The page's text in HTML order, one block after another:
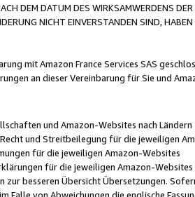
DEM DATUM DES WIRKSAMWERDENS
NICHT EINVERSTANDEN SIND,
mit Amazon France Services SAS
an dieser Vereinbarung für Sie und
und Amazon-Websites nach Ländern
und Streitbeilegung für die jeweiligen
für die jeweiligen Amazon-Websites
für die jeweiligen Amazon-Websites
zur besseren Übersicht Übersetzungen.
Falle von Abweichungen die englische